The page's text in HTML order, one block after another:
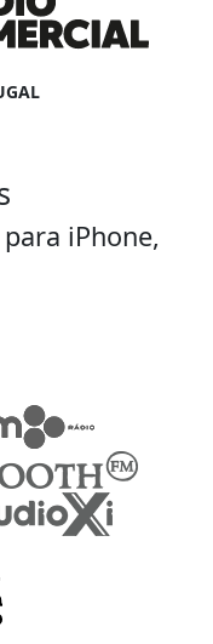
iPhone,